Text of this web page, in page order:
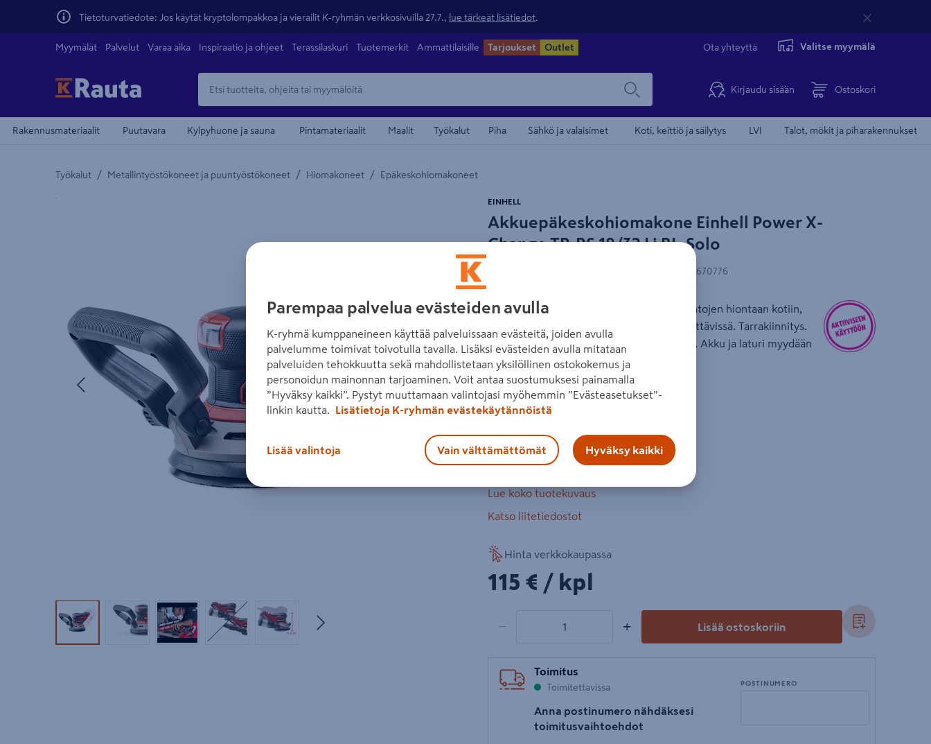
Tietoturvatiedote: Jos käytät kryptolompakkoa ja vierailit K-ryhmän verkkosivuilla 27.7., lue tärkeät lisätiedot
Myymälät Palvelut Varaa aika Inspiraatio ja ohjeet Terassilaskuri Tuotemerkit Ammattilaisille Tarjoukset Outlet Ota yhteyttä Valitse myymälä
Kirjaudu sisään Ostoskori
Rakennusmateriaalit Puutavara Kylpyhuone ja sauna Pintamateriaalit Maalit Työkalut Piha Sähkö ja valaisimet Koti, keittiö ja säilytys LVI Talot, mökit ja piharakennukset
Työkalut / Metallintyöstökoneet ja puuntyöstökoneet / Hiomakoneet / Epäkeskohiomakoneet
Yksityiskohtainen kuvaus löytyy Tuotteen kuvaus -maamerkistä
Edellinen Seuraava
Tuotekuva 1Tuotekuva 2Tuotekuva 3Tuotekuva 4Tuotekuva 5
Akkuepäkeskohiomakone Einhell Power X-
Change TP-RS 18/32 Li BL-Solo
EINHELL
4006825670776
PXC-järjestelmän hiomakone erilaisten pintojen hiontaan kotiin,
autotalliin tai verstaalle. Kierrosluku säädettävissä. Tarrakiinnitys.
Imuriliitäntä, lisäkahva ja 3 x hiomapaperia. Akku ja laturi myydään
erikseen.
hiiliharjaton moottori
hiomalaikan halkaisija: 125 mm
nopeus: 6000–24000 min⁻¹
värähtelykehä: 3,2 mm
Lue koko tuotekuvaus
Katso liitetiedostot
Hinta verkkokaupassa
115€/kpl
115 € / kpl
− + Lisää ostoskoriin
Toimitus
Toimitettavissa
Anna postinumero nähdäksesi
toimitusvaihtoehdot
POSTINUMERO
Parempaa palvelua evästeiden avulla
K-ryhmä kumppaneineen käyttää palveluissaan evästeitä, joiden avulla
palvelumme toimivat toivotulla tavalla. Lisäksi evästeiden avulla mitataan
palveluiden tehokkuutta sekä mahdollistetaan yksilöllinen ostokokemus ja
personoidun mainonnan tarjoaminen. Voit antaa suostumuksesi painamalla
”Hyväksy kaikki”. Pystyt muuttamaan valintojasi myöhemmin ”Evästeasetukset”-
linkin kautta.
Lisätietoja K-ryhmän evästekäytännöistä
Lisää valintoja Vain välttämättömät Hyväksy kaikki